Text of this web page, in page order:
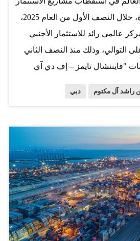
مكتوم، النائب الثاني لحاكم دبي،
الأجنبي المباشر الجديدة، خلال النصف الأول من العام 2025،
عالمي رائد للاستثمار الأجنبي
التوالي، وذلك منذ النصف الثاني
وفق بيانات "فايننشال تايمز – إف دي آي
عن أقرب منافسيها، المدينة التي حلّت
هذه النتيجة أفضل أداء تحققه أي
منذ أن بدأت "إف دي آي ماركتس"
بتوثيق هذه البيانات في العام 2003. وبهذه المناسبة، أكد سمو
راشد آل مكتوم، ولي عهد دبي نائب
الدفاع رئيس المجلس التنفيذي
المتواصلة لدبي في تصدّر مدن العالم
راشد آل مكتوم دبي